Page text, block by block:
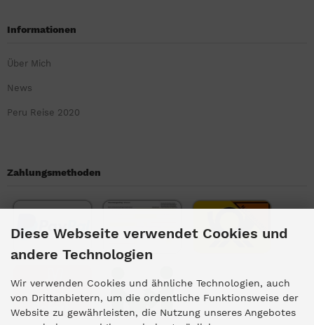
Informationen
Über Mich
News
Peru Reise 2020
Zahlungsmethoden
Diese Webseite verwendet Cookies und
andere Technologien
Wir verwenden Cookies und ähnliche Technologien, auch
von Drittanbietern, um die ordentliche Funktionsweise der
Website zu gewährleisten, die Nutzung unseres Angebotes